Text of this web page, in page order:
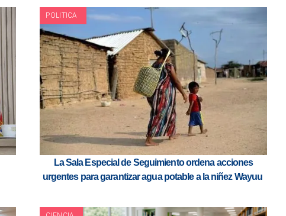
POLITICA
La Sala Especial de Seguimiento ordena acciones
urgentes para garantizar agua potable a la niñez Wayuu